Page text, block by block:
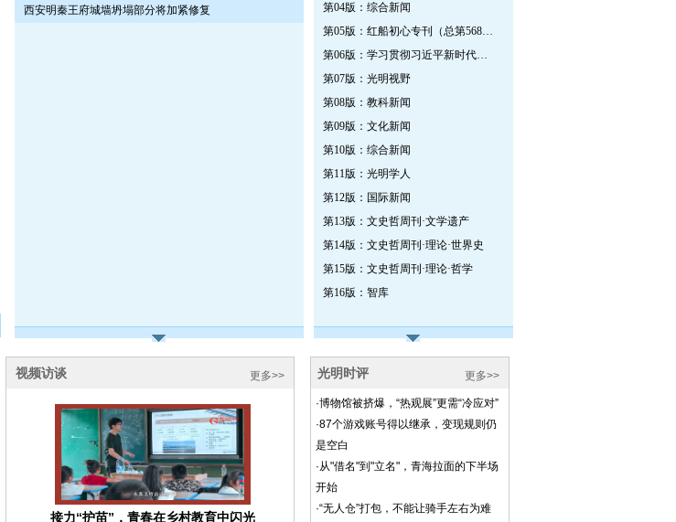
西安明秦王府城墙坍塌部分将加紧修复
第04版：综合新闻
第05版：红船初心专刊（总第568期）
第06版：学习贯彻习近平新时代中国特色社会主义思想专刊（第571期）
第07版：光明视野
第08版：教科新闻
第09版：文化新闻
第10版：综合新闻
第11版：光明学人
第12版：国际新闻
第13版：文史哲周刊·文学遗产
第14版：文史哲周刊·理论·世界史
第15版：文史哲周刊·理论·哲学
第16版：智库